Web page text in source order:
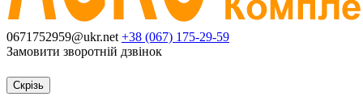
0671752959@ukr.net +38 (067) 175-29-59
Замовити зворотній дзвінок
Скрізь